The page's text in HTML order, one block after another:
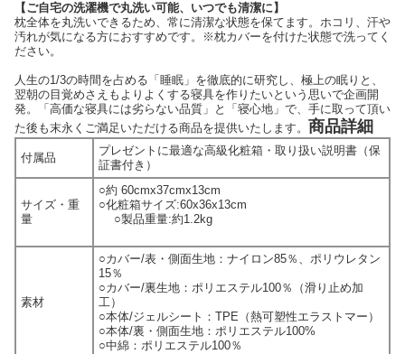
【ご自宅の洗濯機で丸洗い可能、いつでも清潔に】
枕全体を丸洗いできるため、常に清潔な状態を保てます。ホコリ、汗や
汚れが気になる方におすすめです。※枕カバーを付けた状態で洗ってく
ださい。
人生の1/3の時間を占める「睡眠」を徹底的に研究し、極上の眠りと、
翌朝の目覚めさえもよりよくする寝具を作りたいという思いで企画開
発。「高価な寝具には劣らない品質」と「寝心地」で、手に取って頂い
た後も末永くご満足いただける商品を提供いたします。 商品詳細
付属品
プレゼントに最適な高級化粧箱・取り扱い説明書（保
証書付き）
サイズ・重
量
○約 60cmx37cmx13cm
○化粧箱サイズ:60x36x13cm
○製品重量:約1.2kg
素材
○カバー/表・側面生地：ナイロン85％、ポリウレタン
15％
○カバー/裏生地：ポリエステル100％（滑り止め加
工）
○本体/ジェルシート：TPE（熱可塑性エラストマー）
○本体/裏・側面生地：ポリエステル100%
○中綿：ポリエステル100％